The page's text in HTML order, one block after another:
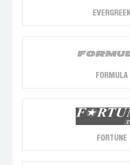
EVERGREEN
FORMULA
FORTUNE